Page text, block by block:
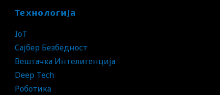
Технологија
IoT
Сајбер Безбедност
Вештачка Интелигенција
Deep Tech
Роботика